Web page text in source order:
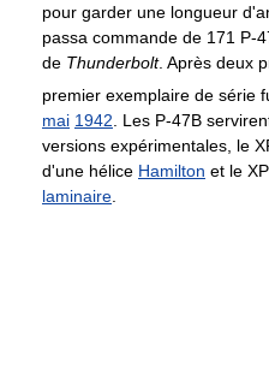
pour garder une longueur
passa commande de 171 P-
de Thunderbolt. Après deux
premier exemplaire de série
mai 1942 . Les P-47B
versions expérimentales, le
d'une hélice Hamilton et le
laminaire